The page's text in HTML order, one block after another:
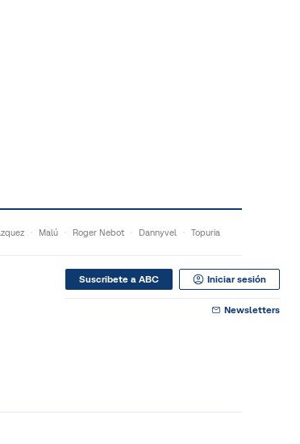
Malú Roger Nebot Dannyvel Topuria
Suscribete a ABC Iniciar sesión
Newsletters